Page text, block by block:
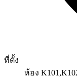
ที่ตั้ง
ห้อง